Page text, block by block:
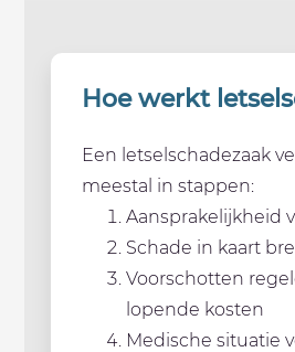
Hoe werkt
Een letselschadezaak
meestal in stappen:
Aansprakelijkheid
Schade in kaart
Voorschotten
lopende kosten
Medische situatie